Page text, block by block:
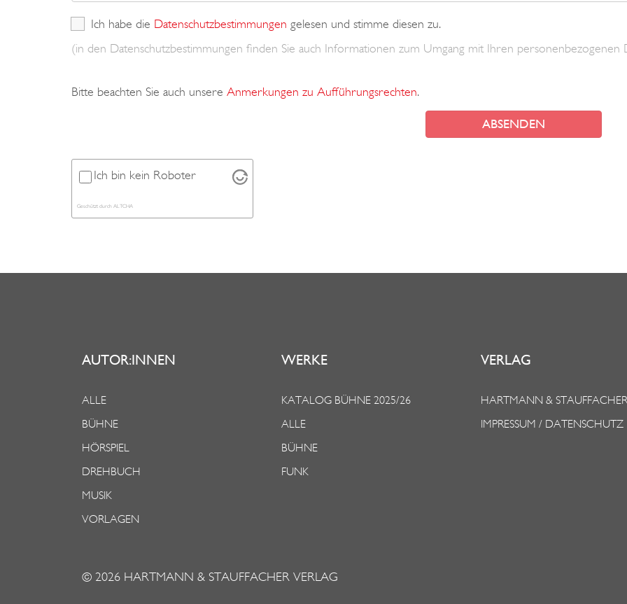
Ich habe die Datenschutzbestimmungen gelesen und stimme diesen zu.
(in den Datenschutzbestimmungen finden Sie auch Informationen zum Umgang mit Ihren personenbezogenen
Bitte beachten Sie auch unsere Anmerkungen zu Aufführungsrechten.
Ich bin kein Roboter
Geschützt durch ALTCHA
AUTOR:INNEN
ALLE
BÜHNE
HÖRSPIEL
DREHBUCH
MUSIK
VORLAGEN
WERKE
KATALOG BÜHNE 2025/26
ALLE
BÜHNE
FUNK
VERLAG
HARTMANN & STAUFFACHER
IMPRESSUM / DATENSCHUTZ
© 2026 HARTMANN & STAUFFACHER VERLAG